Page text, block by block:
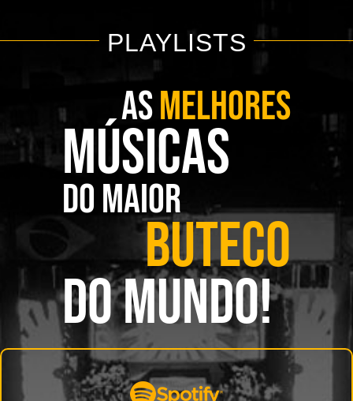
PLAYLISTS
ASMELHORES
MÚSICAS
DO MAIOR
BUTECO
DO MUNDO!